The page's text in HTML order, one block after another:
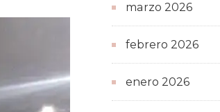
marzo 2026
febrero 2026
enero 2026